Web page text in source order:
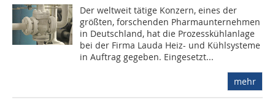
Der weltweit tätige Konzern, eines der
größten, forschenden Pharmaunternehmen
in Deutschland, hat die Prozesskühlanlage
bei der Firma Lauda Heiz- und Kühlsysteme
in Auftrag gegeben. Eingesetzt...
mehr